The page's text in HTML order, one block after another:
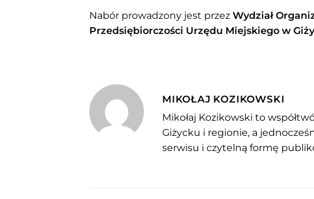
Nabór prowadzony jest przez Wydział
Przedsiębiorczości Urzędu Miejskiego w
MIKOŁAJ KOZIKOWSKI
Mikołaj Kozikowski to
Giżycku i regionie, a
serwisu i czytelną formę